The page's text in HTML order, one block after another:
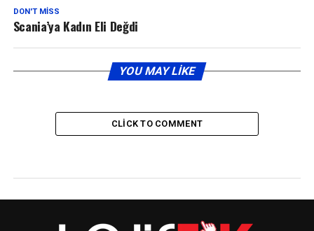
DON'T MISS
Scania’ya Kadın Eli Değdi
YOU MAY LIKE
CLICK TO COMMENT